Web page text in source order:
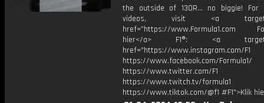
the outside of 130R... no biggie! For
videos, visit <a
href="https://www.Formula1.com
hier</a> F1®: <a
href="https://www.instagram.com/F1
https://www.facebook.com/Formula1/
https://www.twitter.com/F1
https://www.twitch.tv/formula1
https://www.tiktok.com/@f1 #F1">Klik